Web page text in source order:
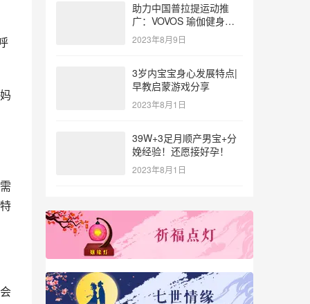
助力中国普拉提运动推
广：VOVOS 瑜伽健身服
参与北体大专业普拉提教
练培训
2023年8月9日
3岁内宝宝身心发展特点|
早教启蒙游戏分享
2023年8月1日
39W+3足月顺产男宝+分
娩经验！还愿接好孕！
2023年8月1日